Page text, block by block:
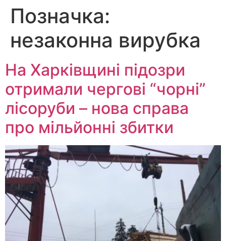
Перейти
вмісту
Позначка:
незаконна вирубка
На Харківщині підозри
отримали чергові “чорні”
лісоруби – нова справа
про мільйонні збитки